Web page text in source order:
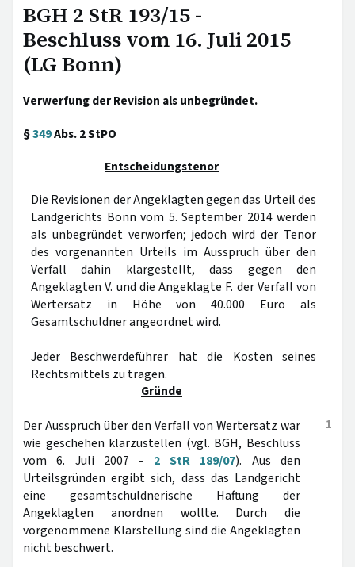
BGH 2 StR 193/15 -
Beschluss vom 16. Juli 2015
(LG Bonn)
Verwerfung der Revision als unbegründet.
§349Abs. 2 StPO
Entscheidungstenor
Die Revisionen der Angeklagten gegen das Urteil des
Landgerichts Bonn vom 5. September 2014 werden
als unbegründet verworfen; jedoch wird der Tenor
des vorgenannten Urteils im Ausspruch über den
Verfall dahin klargestellt, dass gegen den
Angeklagten V. und die Angeklagte F. der Verfall von
Wertersatz in Höhe von 40.000 Euro als
Gesamtschuldner angeordnet wird.
Jeder Beschwerdeführer hat die Kosten seines
Rechtsmittels zu tragen.
Gründe
1
Der Ausspruch über den Verfall von Wertersatz war
wie geschehen klarzustellen (vgl. BGH, Beschluss
vom 6. Juli 2007 - 2 StR 189/07). Aus den
Urteilsgründen ergibt sich, dass das Landgericht
eine gesamtschuldnerische Haftung der
Angeklagten anordnen wollte. Durch die
vorgenommene Klarstellung sind die Angeklagten
nicht beschwert.